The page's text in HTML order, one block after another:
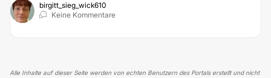
birgitt_sieg_wick610
Keine Kommentare
Alle Inhalte auf dieser Seite werden von echten Benutzern des Portals erstellt und nicht